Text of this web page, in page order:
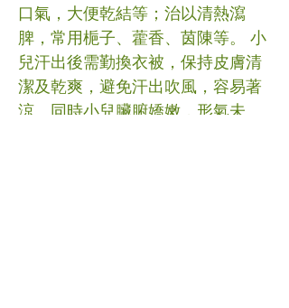
口氣，大便乾結等；治以清熱瀉
脾，常用梔子、藿香、茵陳等。 小
兒汗出後需勤換衣被，保持皮膚清
潔及乾爽，避免汗出吹風，容易著
涼。同時小兒臟腑嬌嫩，形氣未